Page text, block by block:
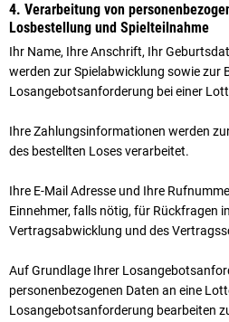
4. Verarbeitung von
Losbestellung und Spielteilnahme
Ihr Name, Ihre Anschrift, Ihr
werden zur Spielabwicklung sowie zur
Losangebotsanforderung bei einer
Ihre Zahlungsinformationen werden
des bestellten Loses verarbeitet.
Ihre E-Mail Adresse und Ihre
Einnehmer, falls nötig, für Rückfragen
Vertragsabwicklung und des
Auf Grundlage Ihrer
personenbezogenen Daten an eine
Losangebotsanforderung bearbeiten